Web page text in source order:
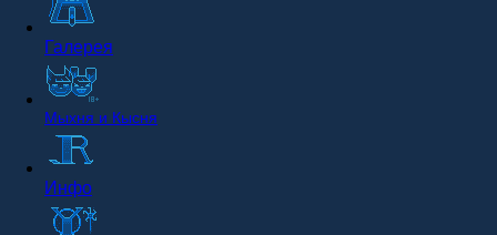
Галерея
Мыхня и Кысня
Инфо